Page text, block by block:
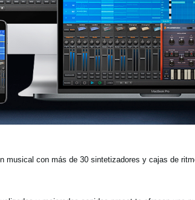
musical con más de 30 sintetizadores y cajas de